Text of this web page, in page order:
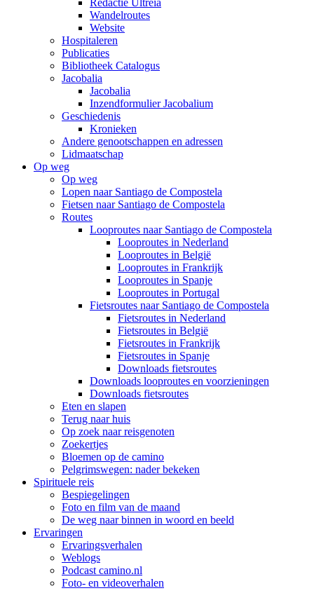
Redactie Ultreia
Wandelroutes
Website
Hospitaleren
Publicaties
Bibliotheek Catalogus
Jacobalia
Jacobalia
Inzendformulier Jacobalium
Geschiedenis
Kronieken
Andere genootschappen en adressen
Lidmaatschap
Op weg
Op weg
Lopen naar Santiago de Compostela
Fietsen naar Santiago de Compostela
Routes
Looproutes naar Santiago de Compostela
Looproutes in Nederland
Looproutes in België
Looproutes in Frankrijk
Looproutes in Spanje
Looproutes in Portugal
Fietsroutes naar Santiago de Compostela
Fietsroutes in Nederland
Fietsroutes in België
Fietsroutes in Frankrijk
Fietsroutes in Spanje
Downloads fietsroutes
Downloads looproutes en voorzieningen
Downloads fietsroutes
Eten en slapen
Terug naar huis
Op zoek naar reisgenoten
Zoekertjes
Bloemen op de camino
Pelgrimswegen: nader bekeken
Spirituele reis
Bespiegelingen
Foto en film van de maand
De weg naar binnen in woord en beeld
Ervaringen
Ervaringsverhalen
Weblogs
Podcast camino.nl
Foto- en videoverhalen